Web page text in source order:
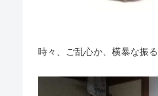
時々、ご乱心か、横暴な振る